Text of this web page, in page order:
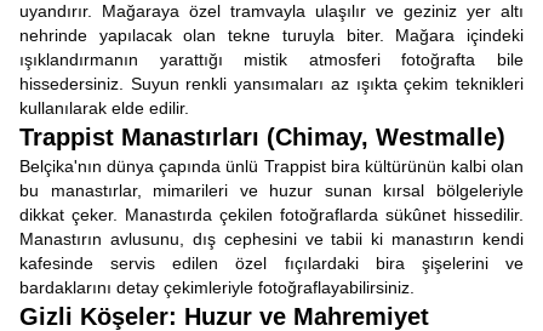
uyandırır. Mağaraya özel tramvayla ulaşılır ve geziniz yer altı
nehrinde yapılacak olan tekne turuyla biter. Mağara içindeki
ışıklandırmanın yarattığı mistik atmosferi fotoğrafta bile
hissedersiniz. Suyun renkli yansımaları az ışıkta çekim teknikleri
kullanılarak elde edilir.
Trappist Manastırları (Chimay, Westmalle)
Belçika'nın dünya çapında ünlü Trappist bira kültürünün kalbi olan
bu manastırlar, mimarileri ve huzur sunan kırsal bölgeleriyle
dikkat çeker. Manastırda çekilen fotoğraflarda sükûnet hissedilir.
Manastırın avlusunu, dış cephesini ve tabii ki manastırın kendi
kafesinde servis edilen özel fıçılardaki bira şişelerini ve
bardaklarını detay çekimleriyle fotoğraflayabilirsiniz.
Gizli Köşeler: Huzur ve Mahremiyet